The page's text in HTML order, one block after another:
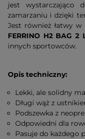
jest wystarczająco
zamarzaniu i dzięki
Jest również łatwy
FERRINO H2 BAG 2
innych sportowców.
Opis techniczny:
Lekki, ale solidny
Długi wąż z
Podszewka z
Odpowiedni dla
Pasuje do każdego